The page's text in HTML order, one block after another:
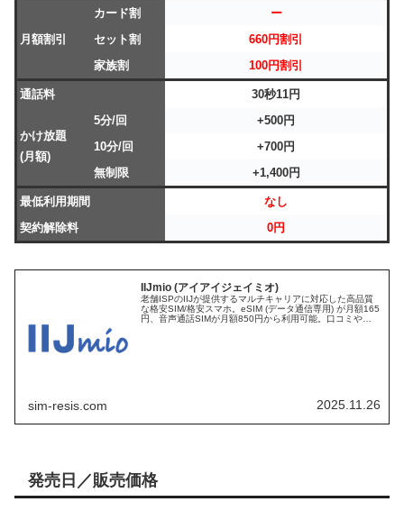
月額割引
カード割
ー
セット割
660円割引
家族割
100円割引
通話料 30秒11円
かけ放題
(月額)
5分/回
+500円
10分/回
+700円
無制限
+1,400円
最低利用期間
なし
契約解除料
0円
IIJmio (アイアイジェイミオ)
老舗ISPのIIJが提供するマルチキャリアに対応した高品質
な格安SIM/格安スマホ。eSIM (データ通信専用) が月額165
円、音声通話SIMが月額850円から利用可能。口コミや評
sim-resis.com 2025.11.26
発売日／販売価格